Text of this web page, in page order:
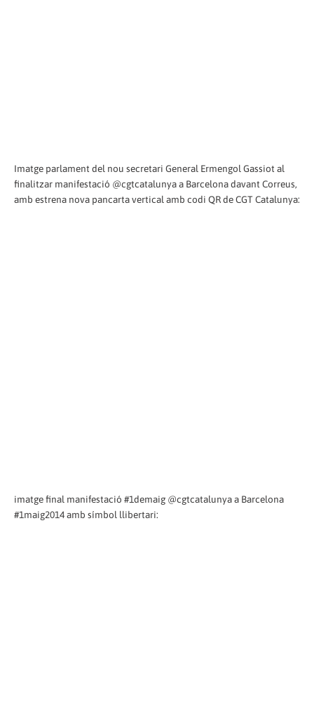
Imatge parlament del nou secretari General Ermengol Gassiot al
finalitzar manifestació @cgtcatalunya a Barcelona davant Correus,
amb estrena nova pancarta vertical amb codi QR de CGT Catalunya:
imatge final manifestació #1demaig @cgtcatalunya a Barcelona
#1maig2014 amb símbol llibertari: